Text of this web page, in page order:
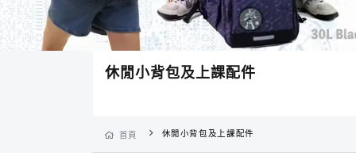
休閒小背包及上課配件
首頁 休閒小背包及上課配件